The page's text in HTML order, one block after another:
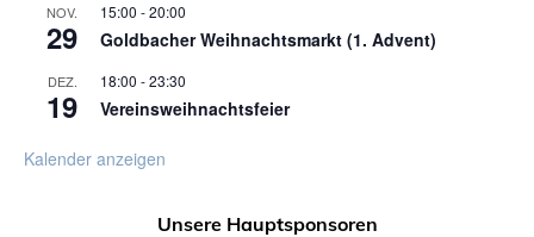
NOV.
29
15:00 -20:00
Goldbacher Weihnachtsmarkt (1. Advent)
DEZ.
19
18:00 -23:30
Vereinsweihnachtsfeier
Kalender anzeigen
Unsere Hauptsponsoren